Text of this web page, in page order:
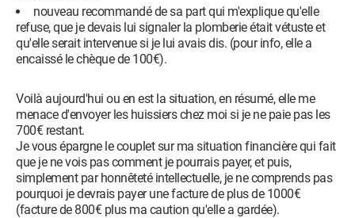
nouveau recommandé de sa part qui m'explique qu'elle
refuse, que je devais lui signaler la plomberie était vétuste et
qu'elle serait intervenue si je lui avais dis. (pour info, elle a
encaissé le chèque de 100€).
Voilà aujourd'hui ou en est la situation, en résumé, elle me
menace d'envoyer les huissiers chez moi si je ne paie pas les
700€ restant.
Je vous épargne le couplet sur ma situation financière qui fait
que je ne vois pas comment je pourrais payer, et puis,
simplement par honnêteté intellectuelle, je ne comprends pas
pourquoi je devrais payer une facture de plus de 1000€
(facture de 800€ plus ma caution qu'elle a gardée).